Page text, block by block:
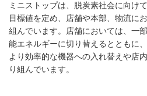
ミニストップは、脱炭素社会に向け
目標値を定め、店舗や本部、物流に
組んでいます。店舗においては、一
能エネルギーに切り替えるとともに
より効率的な機器への入れ替えや店
り組んでいます。